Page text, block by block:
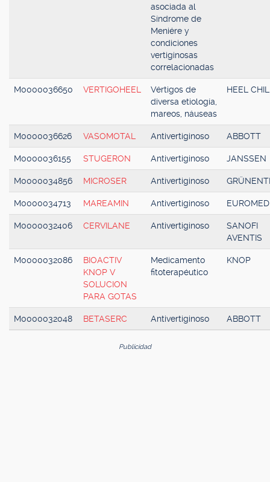
asociada al
Síndrome de
Meniére y
condiciones
vertiginosas
correlacionadas
M0000036650 VERTIGOHEEL
Vértigos de
diversa etiología,
mareos, náuseas
HEEL
M0000036626 VASOMOTAL Antivertiginoso ABBOTT
M0000036155 STUGERON Antivertiginoso JANSSEN
M0000034856 MICROSER Antivertiginoso
M0000034713 MAREAMIN Antivertiginoso EUROMED
M0000032406 CERVILANE Antivertiginoso
SANOFI
AVENTIS
M0000032086
BIOACTIV
KNOP V
SOLUCION
PARA GOTAS
Medicamento
fitoterapéutico
KNOP
M0000032048 BETASERC Antivertiginoso ABBOTT
Publicidad